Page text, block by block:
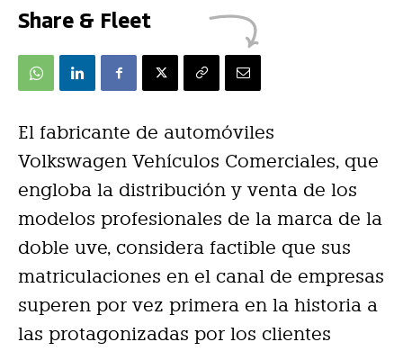
Share & Fleet
El fabricante de automóviles
Volkswagen Vehículos Comerciales, que
engloba la distribución y venta de los
modelos profesionales de la marca de la
doble uve, considera factible que sus
matriculaciones en el canal de empresas
superen por vez primera en la historia a
las protagonizadas por los clientes